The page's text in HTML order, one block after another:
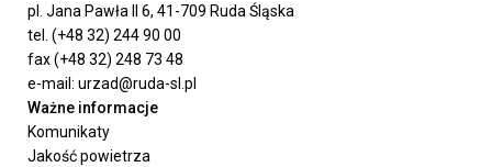
pl. Jana Pawła II 6, 41-709 Ruda Śląska
tel. (+48 32) 244 90 00
fax (+48 32) 248 73 48
e-mail: urzad@ruda-sl.pl
Ważne informacje
Komunikaty
Jakość powietrza